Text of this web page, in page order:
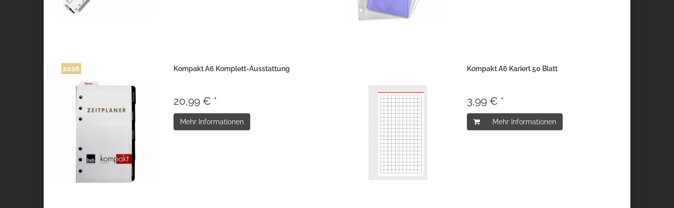
2026 Kompakt A6 Komplett-Ausstattung
20,99 € *
Mehr Informationen
Kompakt A6 Kariert 50 Blatt
3,99 € *
Mehr Informationen